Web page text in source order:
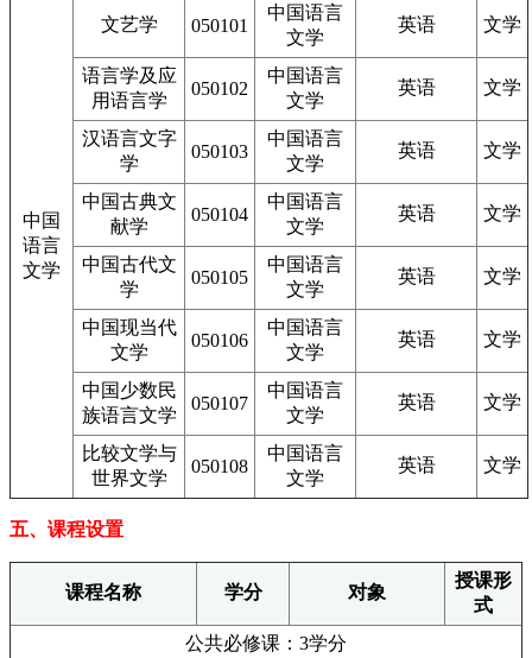
中国
语言
文学
文艺学 050101
中国语言
文学
英语 文学
语言学及应
用语言学
050102
中国语言
文学
英语 文学
汉语言文字
学
050103
中国语言
文学
英语 文学
中国古典文
献学
050104
中国语言
文学
英语 文学
中国古代文
学
050105
中国语言
文学
英语 文学
中国现当代
文学
050106
中国语言
文学
英语 文学
中国少数民
族语言文学
050107
中国语言
文学
英语 文学
比较文学与
世界文学
050108
中国语言
文学
英语 文学
五、课程设置
课程名称 学分 对象
授课形
式
公共必修课：3学分